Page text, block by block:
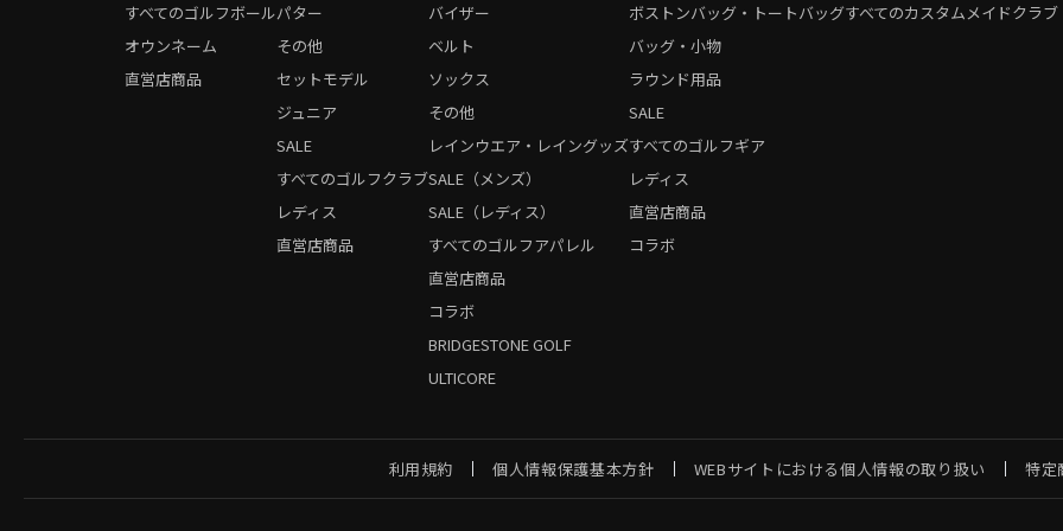
オウンネーム
直営店商品
すべてのゴルフボール
レディス
直営店商品
パター
その他
セットモデル
ジュニア
SALE
すべてのゴルフクラブ
直営店商品
コラボ
BRIDGESTONE GOLF
ULTICORE
バイザー
ベルト
ソックス
その他
レインウエア・レイングッズ
SALE（メンズ）
SALE（レディス）
すべてのゴルフアパレル
レディス
直営店商品
コラボ
ボストンバッグ・トートバッグ
バッグ・小物
ラウンド用品
SALE
すべてのゴルフギア
すべてのカスタムメイドクラブ
利用規約 個人情報保護基本方針 WEBサイトにおける個人情報の取り扱い 特定